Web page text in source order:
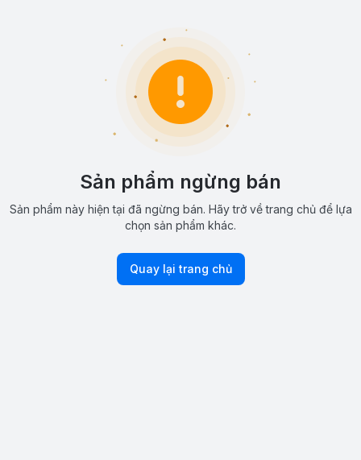
Sản phẩm ngừng bán
Sản phẩm này hiện tại đã ngừng bán. Hãy trở về trang chủ để lựa
chọn sản phẩm khác.
Quay lại trang chủ